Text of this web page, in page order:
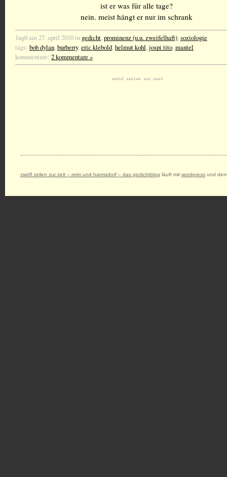
ist er was für alle tage?
nein. meist hängt er nur im schrank
1ng0 am 27. april 2010 in gedicht,prominenz (u.u. zweifelhaft),soziologie
tags: bob dylan,burberry,eric klebold,helmut kohl,jospi tito,mantel
kommentare: 2 kommentare »
zwölf zeilen zur zeit – reim und harmsdorf – das gedichtblog läuft mit wordpress und